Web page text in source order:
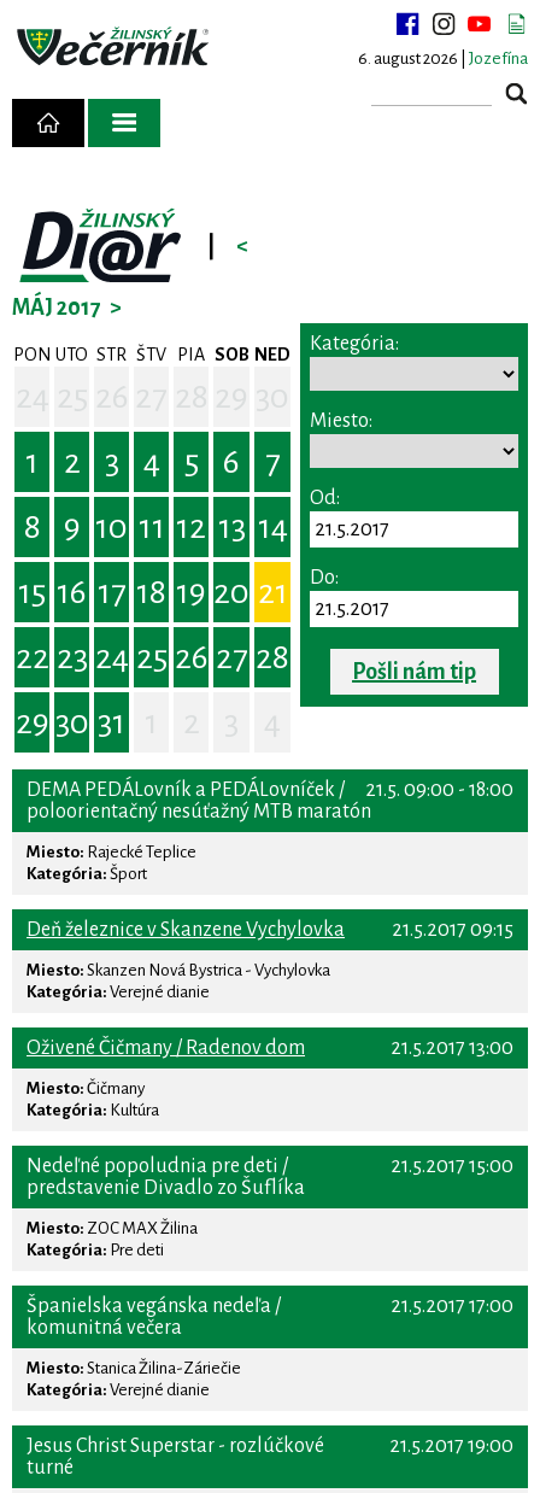
6. august 2026 | Jozefína
<
MÁJ 2017 >
PON UTO STR ŠTV PIA SOB NED
1
2 3 4 5 6
7
8
9 10 11 12 13 14
15 16 17 18 19 20 21
22 23 24 25 26 27 28
29 30 31
Kategória:
Miesto:
Od:
Do:
Pošli nám tip
21.5. 09:00 - 18:00
DEMA PEDÁLovník a PEDÁLovníček /
poloorientačný nesúťažný MTB maratón
Miesto: Rajecké Teplice
Kategória: Šport
21.5.2017 09:15
Deň železnice v Skanzene Vychylovka
Miesto: Skanzen Nová Bystrica - Vychylovka
Kategória: Verejné dianie
21.5.2017 13:00
Oživené Čičmany / Radenov dom
Miesto: Čičmany
Kategória: Kultúra
21.5.2017 15:00
Nedeľné popoludnia pre deti /
predstavenie Divadlo zo Šuflíka
Miesto: ZOC MAX Žilina
Kategória: Pre deti
21.5.2017 17:00
Španielska vegánska nedeľa /
komunitná večera
Miesto: Stanica Žilina-Záriečie
Kategória: Verejné dianie
21.5.2017 19:00
Jesus Christ Superstar - rozlúčkové
turné